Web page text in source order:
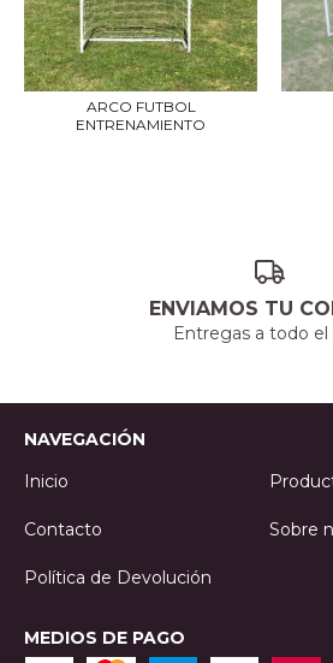
ARCO FUTBOL
ENTRENAMIENTO
ENVIAMOS TU
Entregas a todo el
NAVEGACIÓN
Inicio
Contacto Sobre
Política de Devolución
MEDIOS DE PAGO